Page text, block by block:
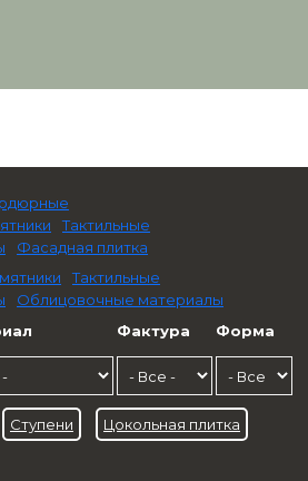
Тактильные
Фасадная плитка
Тактильные
Облицовочные материалы
Фактура Форма
Ступени Цокольная плитка